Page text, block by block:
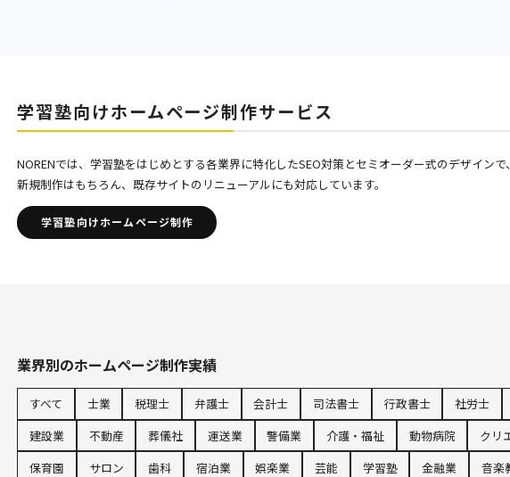
学習塾向けホームページ制作サービス
NORENでは、学習塾をはじめとする各業界に特化したSEO対策とセミオーダー式のデザイン
新規制作はもちろん、既存サイトのリニューアルにも対応しています。
学習塾向けホームページ制作
業界別のホームページ制作実績
すべて 士業 税理士 弁護士 会計士 司法書士 行政書士 社労士
建設業
不動産 葬儀社 運送業 警備業 介護・福祉 動物病院 クリ
保育園
サロン 歯科 宿泊業 娯楽業 芸能 学習塾 金融業 音楽